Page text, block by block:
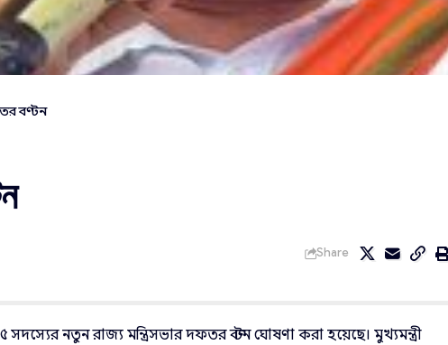
বণ্টন
Share
নতুন রাজ্য মন্ত্রিসভার দফতর বণ্টন ঘোষণা করা হয়েছে। মুখ্যমন্ত্রী